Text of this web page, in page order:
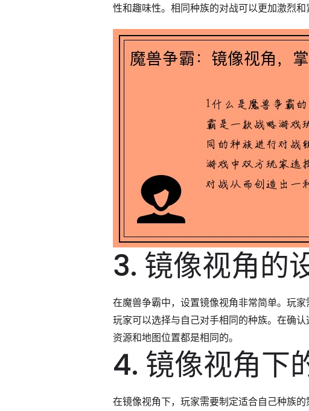
性和趣味性。相同种族的对战可以更加激烈
3. 镜像视角的
在魔兽争霸中，设置镜像视角非常简单。玩
玩家可以选择与自己对手相同的种族。在确
资源和地图位置都是相同的。
4. 镜像视角下
在镜像视角下，玩家需要制定适合自己种族